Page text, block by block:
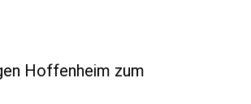
Hoffenheim zum